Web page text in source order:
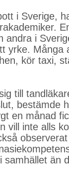
i Sverige,
andra i
yrke. Många
kör taxi,
till
bestämde
en månad
vill inte alls
än